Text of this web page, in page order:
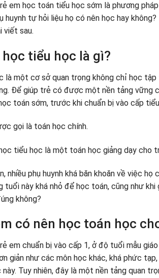
tập toán tiểu học tiểu học về so sánh kỹ thuật số
toán học chính
phương pháp phụ huynh dạy toán học tiểu
kết hợp các mục hỗ trợ khi dạy toán
đổi mẹo toán thú vị
ra bầu không khí thú vị và thoải mái khi học toán
thiện các kỹ năng tư duy hiệu quả với toán học khỉ
em học toán tiểu học sớm là phương
huynh tự hỏi liệu họ có nên học hay
viết sau.
học tiểu học là gì?
là một cơ sở quan trọng không chỉ học
Để giúp trẻ có được một nền tảng vững
toán sớm, trước khi chuẩn bị vào cấp
gọi là toán học chính.
nhiều phụ huynh khá băn khoăn về việc
tuổi này khá nhỏ để học toán, cũng như
không?
có nên học toán học
em chuẩn bị vào cấp 1, ở độ tuổi mẫu
giản như các môn học khác, khá phức
này. Tuy nhiên, đây là một nền tảng quan